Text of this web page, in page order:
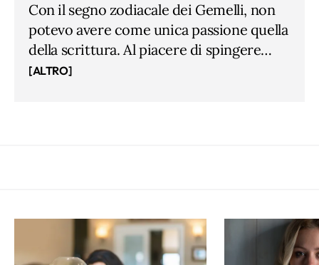
Con il segno zodiacale dei Gemelli, non
potevo avere come unica passione quella
della scrittura. Al piacere di spingere
freneticamente tasti sul computer ho
coltivare ancora più piante e fiori sul
terrazzo di casa (ma mi definisco ancora
[ALTRO]